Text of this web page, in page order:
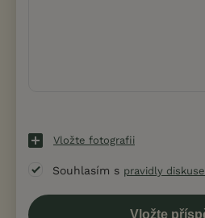
Vložte fotografii
Souhlasím s pravidly diskuse